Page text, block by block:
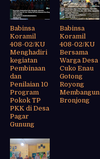
Babinsa
Koramil
408-02/KU
Menghadiri
kegiatan
Pembinaan
dan
Penilaian 10
Program
Pokok TP
PKK di Desa
Pagar
Gunung
Babinsa
Koramil
408-02/KU
Bersama
Warga Desa
Cuko Enau
Gotong
Royong
Membangun
Bronjong